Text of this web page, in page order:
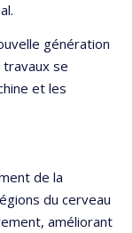
génération
se
et les
de la
du cerveau
améliorant